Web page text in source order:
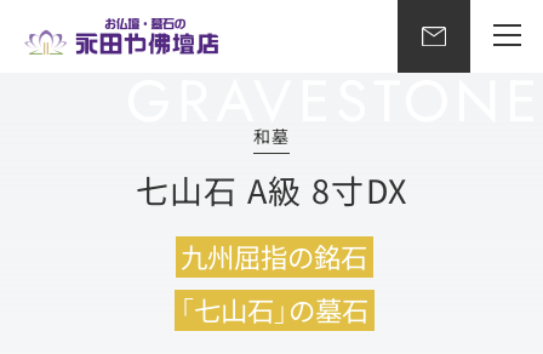
和墓
七山石 A級 8寸DX
九州屈指の銘石
「七山石」の墓石